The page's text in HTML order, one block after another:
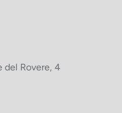
del Rovere, 4